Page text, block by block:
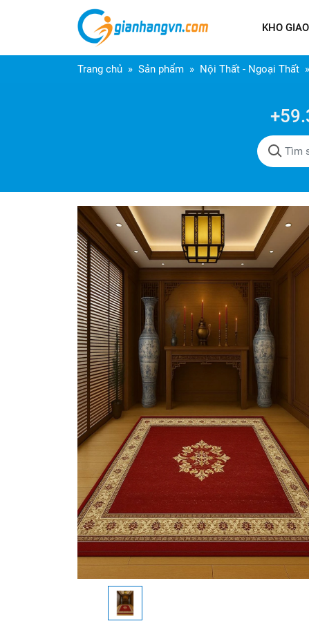
KHO
Trang chủ Sản phẩm Nội Thất - Ngoại Thất